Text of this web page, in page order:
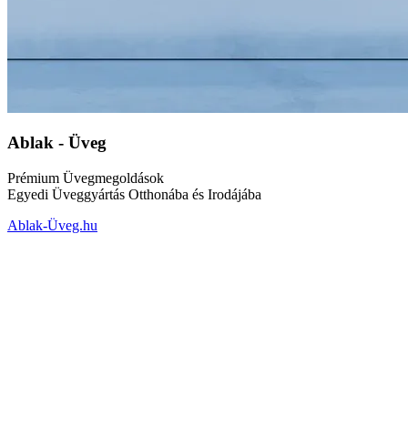
Ablak - Üveg
Prémium Üvegmegoldások
Egyedi Üveggyártás Otthonába és Irodájába
Ablak-Üveg.hu